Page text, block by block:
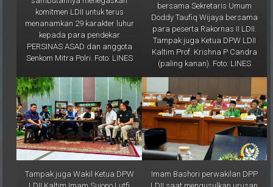
komitmen LDII untuk terus
menanamkan 29 karakter luhur
kepada para pendekar
PERSINAS ASAD dan anggota
Senkom Mitra Polri. Foto: LINES
bersama Sekretaris Umum
Doddy Taufiq Wijaya bersama
para peserta Rakornas II LDII.
Tampak juga Ketua DPW LDII
Kaltim Prof. Krishna P Candra
(paling kanan). Foto: LINES
Tampak juga Wakil Ketua DPW
Imam Bashori perwakilan DPP